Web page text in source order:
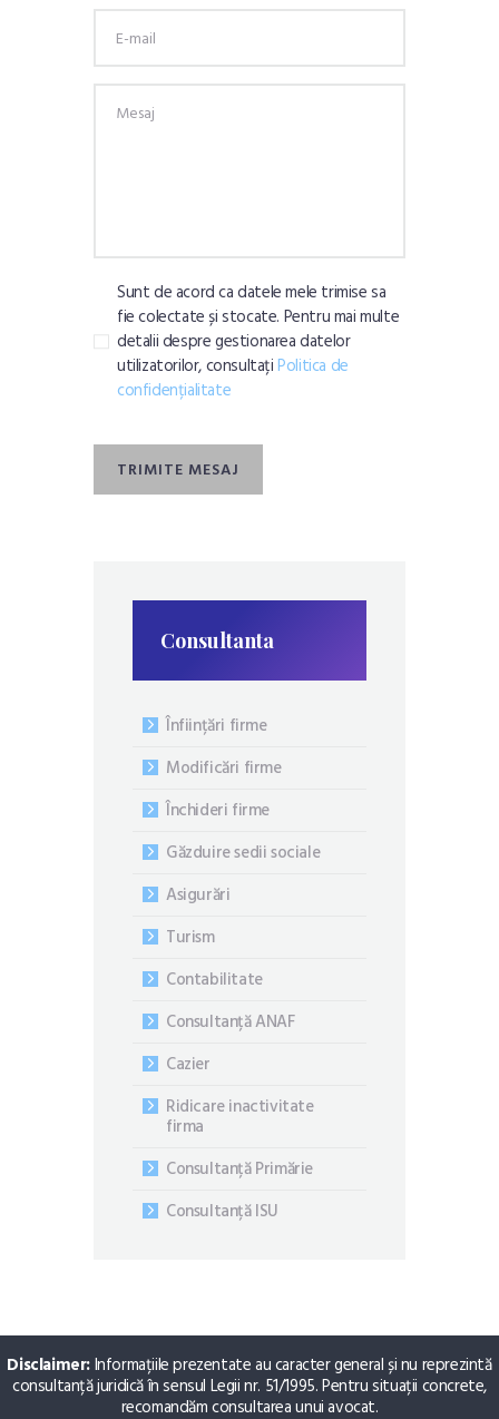
implementarea corectă a regimului.
Sunt de acord ca datele mele trimise sa
fie colectate și stocate. Pentru mai multe
detalii despre gestionarea datelor
utilizatorilor, consultațiPolitica de
confidențialitate
TRIMITE MESAJ
Consultanta
Înființări firme
Modificări firme
Închideri firme
Găzduire sedii sociale
Asigurări
Turism
Contabilitate
Consultanță ANAF
Cazier
Ridicare inactivitate
firma
Consultanță Primărie
Consultanță ISU
Disclaimer:Informațiile prezentate au caracter general și nu reprezintă
consultanță juridică în sensul Legii nr. 51/1995. Pentru situații concrete,
recomandăm consultarea unui avocat.